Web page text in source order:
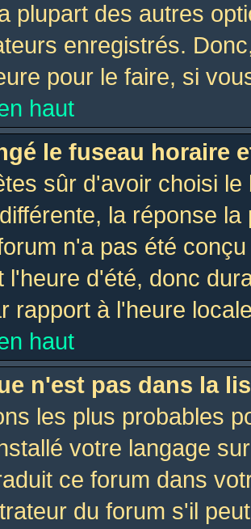
plupart des autres
enregistrés.
pour le faire, si
haut
le fuseau horaire
sûr d'avoir choisi
la réponse
n'a pas été
l'heure d'été, donc
rapport à l'heure
haut
n'est pas dans la
les plus probables
votre langage
ce forum dans
du forum s'il